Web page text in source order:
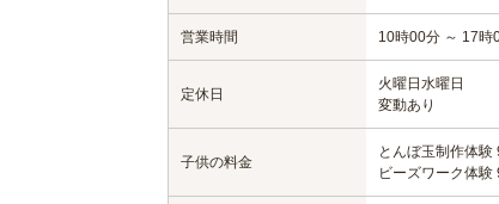
営業時間 10時00分 ～ 17時
定休日
火曜日 水曜日
変動あり
子供の料金
とんぼ玉制作体験
ビーズワーク体験